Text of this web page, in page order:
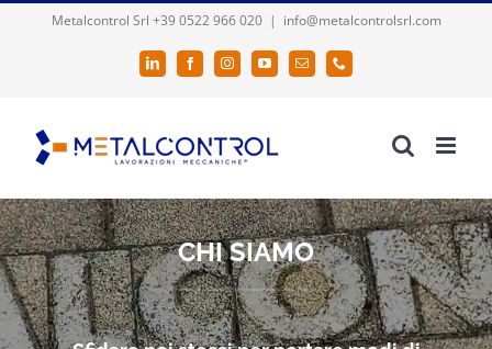
Metalcontrol Srl +39 0522 966 020 | info@metalcontrolsrl.com
LinkedInFacebookInstagramYouTubeEmail Phone
CHI SIAMO